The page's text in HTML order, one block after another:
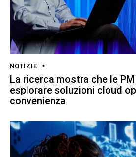
NOTIZIE
La ricerca mostra che le
esplorare soluzioni cloud
convenienza